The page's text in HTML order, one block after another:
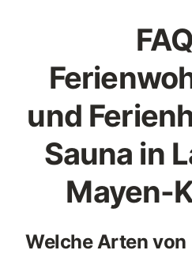
und
Sauna in
Mayen-
Welche Arten von